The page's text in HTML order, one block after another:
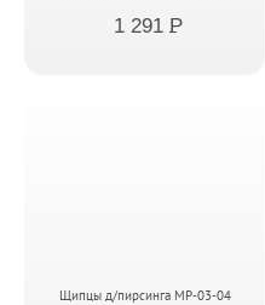
1 291 P
Щипцы д/пирсинга MP-03-04